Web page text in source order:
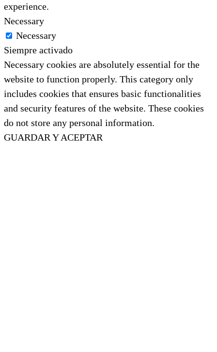
experience.
Necessary
Necessary
Siempre activado
Necessary cookies are absolutely essential for the
website to function properly. This category only
includes cookies that ensures basic functionalities
and security features of the website. These cookies
do not store any personal information.
GUARDAR Y ACEPTAR